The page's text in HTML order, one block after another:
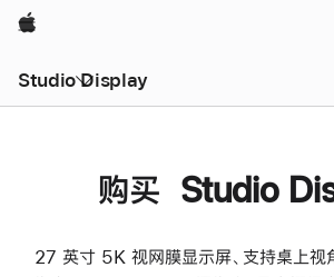
Apple
Studio Display
购买 Studio
27 英寸 5K 视网膜显示屏、支持桌上